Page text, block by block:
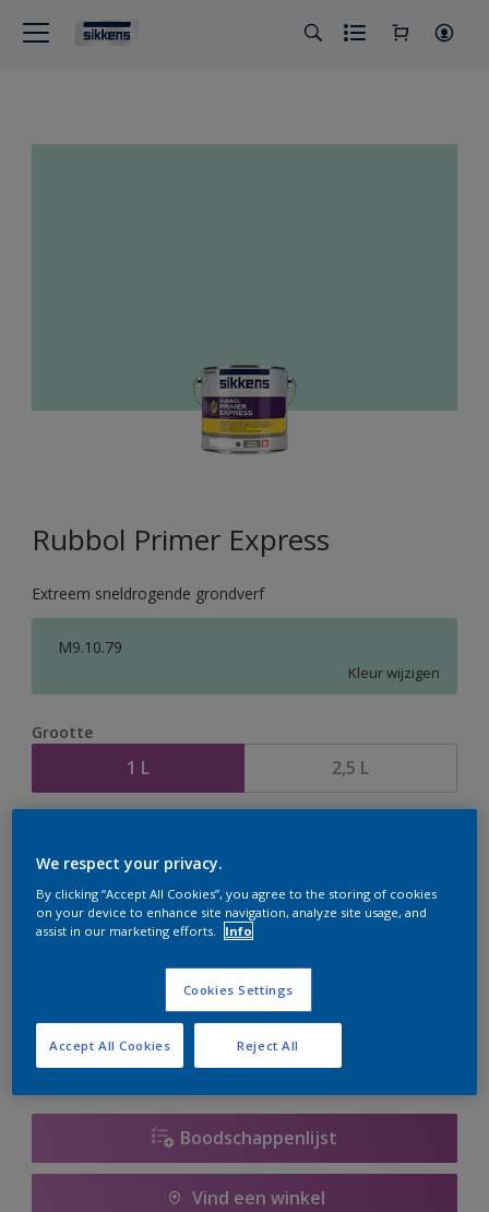
Rubbol Primer Express
Extreem sneldrogende grondverf
M9.10.79
Kleur wijzigen
Grootte
1 L 2,5 L
te bestellen. Houd de website in de gaten, we werken
er hard aan om de voorraad aan te vullen.
Boodschappenlijst
Vind een winkel
We respect your privacy.
By clicking “Accept All Cookies”, you agree to the storing of cookies
on your device to enhance site navigation, analyze site usage, and
assist in our marketing efforts.
Info
Cookies Settings
Reject All
Accept All Cookies